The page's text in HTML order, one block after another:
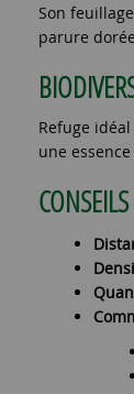
Son
parure
Refuge
une